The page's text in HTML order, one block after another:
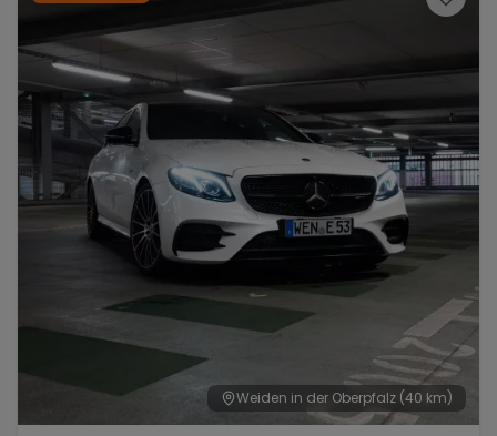
Weiden in der Oberpfalz (40 km)